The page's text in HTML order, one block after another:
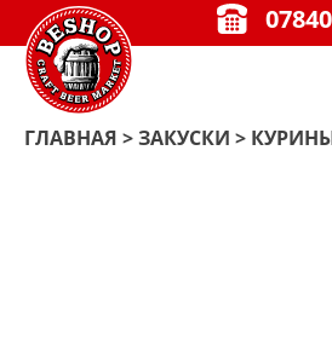
ГЛАВНАЯ >ЗАКУСКИ >